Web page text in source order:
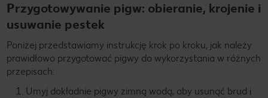
Przygotowywanie pigw: obieranie, krojenie i
usuwanie pestek
Poniżej przedstawiamy instrukcję krok po kroku, jak należy
prawidłowo przygotować pigwy do wykorzystania w różnych
przepisach:
Umyj dokładnie pigwy zimną wodą, aby usunąć brud i